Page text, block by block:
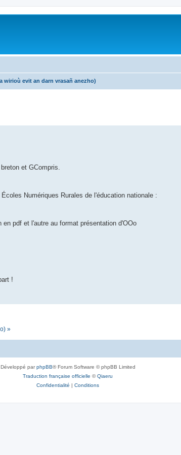
wirioù evit an darn vrasañ anezho)
et GCompris.
Numériques Rurales de l'éducation nationale :
pdf et l'autre au format présentation d'OOo
!
»
Développé parphpBB® Forum Software © phpBB Limited
Traduction française officielle ©Qiaeru
Confidentialité | Conditions